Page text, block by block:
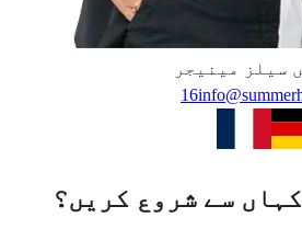
سیلز مینیجر
سے شروع کریں؟